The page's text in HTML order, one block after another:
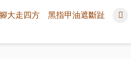
大走四方 黑指甲油遮斷趾